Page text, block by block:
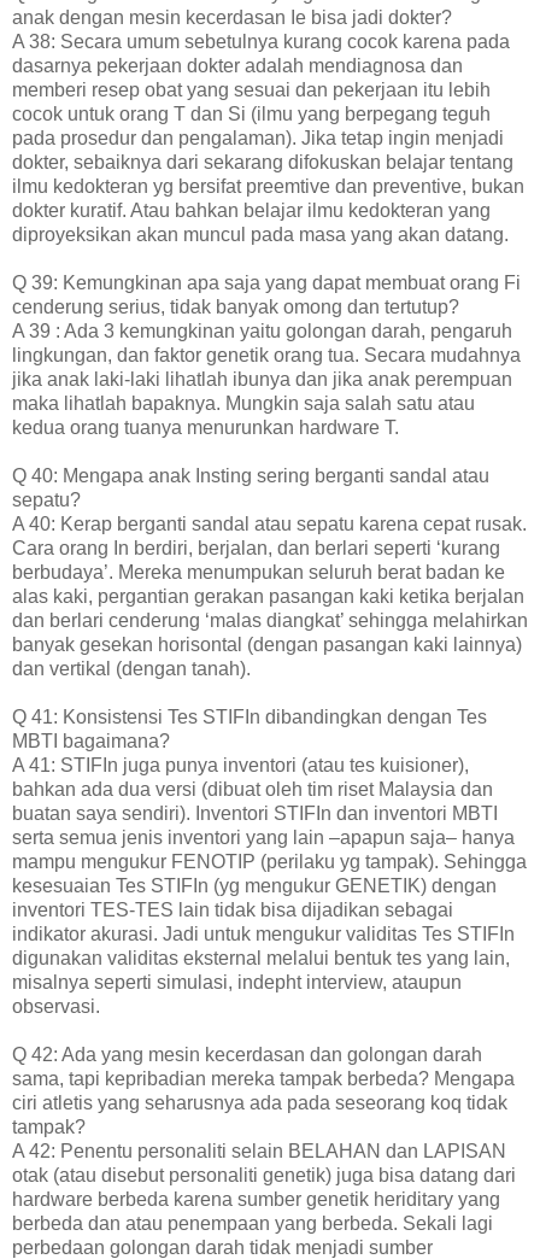
anak dengan mesin kecerdasan Ie bisa jadi dokter?
A 38: Secara umum sebetulnya kurang cocok karena pada
dasarnya pekerjaan dokter adalah mendiagnosa dan
memberi resep obat yang sesuai dan pekerjaan itu lebih
cocok untuk orang T dan Si (ilmu yang berpegang teguh
pada prosedur dan pengalaman). Jika tetap ingin menjadi
dokter, sebaiknya dari sekarang difokuskan belajar tentang
ilmu kedokteran yg bersifat preemtive dan preventive, bukan
dokter kuratif. Atau bahkan belajar ilmu kedokteran yang
diproyeksikan akan muncul pada masa yang akan datang.
Q 39: Kemungkinan apa saja yang dapat membuat orang Fi
cenderung serius, tidak banyak omong dan tertutup?
A 39 : Ada 3 kemungkinan yaitu golongan darah, pengaruh
lingkungan, dan faktor genetik orang tua. Secara mudahnya
jika anak laki-laki lihatlah ibunya dan jika anak perempuan
maka lihatlah bapaknya. Mungkin saja salah satu atau
kedua orang tuanya menurunkan hardware T.
Q 40: Mengapa anak Insting sering berganti sandal atau
sepatu?
A 40: Kerap berganti sandal atau sepatu karena cepat rusak.
Cara orang In berdiri, berjalan, dan berlari seperti ‘kurang
berbudaya’. Mereka menumpukan seluruh berat badan ke
alas kaki, pergantian gerakan pasangan kaki ketika berjalan
dan berlari cenderung ‘malas diangkat’ sehingga melahirkan
banyak gesekan horisontal (dengan pasangan kaki lainnya)
dan vertikal (dengan tanah).
Q 41: Konsistensi Tes STIFIn dibandingkan dengan Tes
MBTI bagaimana?
A 41: STIFIn juga punya inventori (atau tes kuisioner),
bahkan ada dua versi (dibuat oleh tim riset Malaysia dan
buatan saya sendiri). Inventori STIFIn dan inventori MBTI
serta semua jenis inventori yang lain –apapun saja– hanya
mampu mengukur FENOTIP (perilaku yg tampak). Sehingga
kesesuaian Tes STIFIn (yg mengukur GENETIK) dengan
inventori TES-TES lain tidak bisa dijadikan sebagai
indikator akurasi. Jadi untuk mengukur validitas Tes STIFIn
digunakan validitas eksternal melalui bentuk tes yang lain,
misalnya seperti simulasi, indepht interview, ataupun
observasi.
Q 42: Ada yang mesin kecerdasan dan golongan darah
sama, tapi kepribadian mereka tampak berbeda? Mengapa
ciri atletis yang seharusnya ada pada seseorang koq tidak
tampak?
A 42: Penentu personaliti selain BELAHAN dan LAPISAN
otak (atau disebut personaliti genetik) juga bisa datang dari
hardware berbeda karena sumber genetik heriditary yang
berbeda dan atau penempaan yang berbeda. Sekali lagi
perbedaan golongan darah tidak menjadi sumber